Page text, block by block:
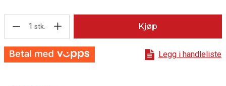
1 stk. Kjøp
Legg i handleliste